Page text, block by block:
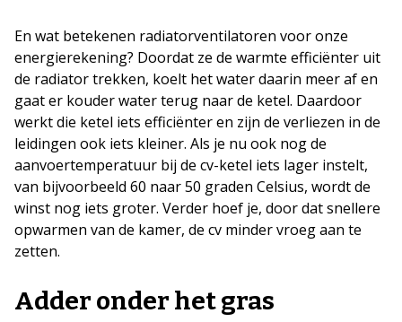
En wat betekenen radiatorventilatoren voor onze
energierekening? Doordat ze de warmte efficiënter uit
de radiator trekken, koelt het water daarin meer af en
gaat er kouder water terug naar de ketel. Daardoor
werkt die ketel iets efficiënter en zijn de verliezen in de
leidingen ook iets kleiner. Als je nu ook nog de
aanvoertemperatuur bij de cv-ketel iets lager instelt,
van bijvoorbeeld 60 naar 50 graden Celsius, wordt de
winst nog iets groter. Verder hoef je, door dat snellere
opwarmen van de kamer, de cv minder vroeg aan te
zetten.
Adder onder het gras